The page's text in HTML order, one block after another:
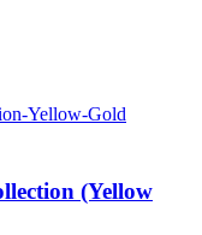
(Yellow